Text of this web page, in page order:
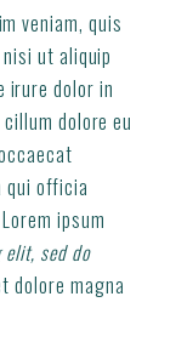
veniam, quis
ut aliquip
irure dolor in
dolore eu
qui officia
ipsum
sed do
dolore magna